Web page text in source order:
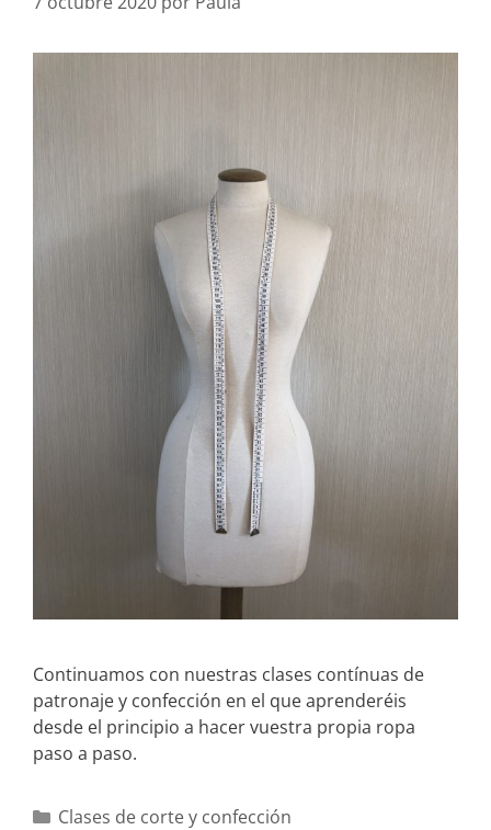
Continuamos con nuestras clases contínuas de
patronaje y confección en el que aprenderéis
desde el principio a hacer vuestra propia ropa
paso a paso.
Clases de corte y confección